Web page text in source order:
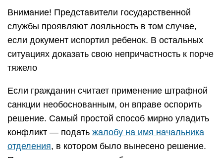
Внимание! Представители государственной
службы проявляют лояльность в том случае,
если документ испортил ребенок. В остальных
ситуациях доказать свою непричастность к порче
тяжело
Если гражданин считает применение штрафной
санкции необоснованным, он вправе оспорить
решение. Самый простой способ мирно уладить
конфликт — подать жалобу на имя начальника
отделения, в котором было вынесено решение.